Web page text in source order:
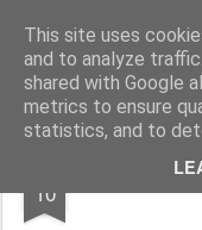
This site uses
and to analyze
shared with Google
metrics to ensure
statistics, and to
Geopalavras
canal800 clique
10